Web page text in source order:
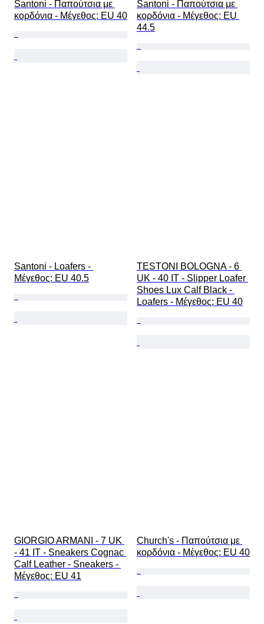
Santoni - Παπούτσια με
κορδόνια - Mέγεθος: EU 40
Santoni - Παπούτσια με
κορδόνια - Mέγεθος: EU
44.5
Santoni - Loafers -
Mέγεθος: EU 40.5
TESTONI BOLOGNA - 6
UK - 40 IT - Slipper Loafer
Shoes Lux Calf Black -
Loafers - Mέγεθος: EU 40
GIORGIO ARMANI - 7 UK
- 41 IT - Sneakers Cognac
Calf Leather - Sneakers -
Mέγεθος: EU 41
Church's - Παπούτσια με
κορδόνια - Mέγεθος: EU 40